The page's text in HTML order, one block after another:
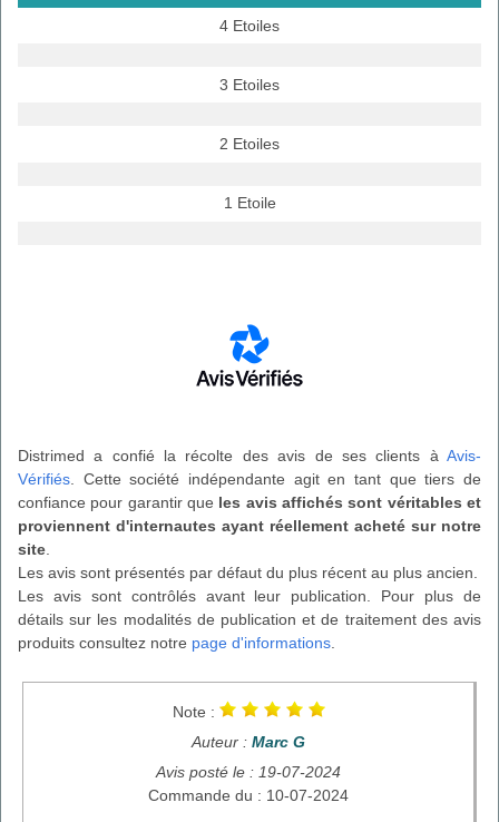
4 Etoiles
3 Etoiles
2 Etoiles
1 Etoile
Distrimed a confié la récolte des avis de ses clients à Avis-
Vérifiés . Cette société indépendante agit en tant que tiers de
confiance pour garantir que les avis affichés sont véritables et
proviennent d'internautes ayant réellement acheté sur notre
site
Les avis sont présentés par défaut du plus récent au plus ancien.
Les avis sont contrôlés avant leur publication. Pour plus de
détails sur les modalités de publication et de traitement des avis
produits consultez notre page d'informations
Note :
Auteur : Marc G
Avis posté le : 19-07-2024
Commande du : 10-07-2024